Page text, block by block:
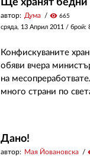
Ще хранят бедни
автор: Дума visibility 665
сряда, 13 Април 2011 / брой:
Конфискуваните
обяви вчера
на
много страни по
Дано!
автор: Мая Йовановска